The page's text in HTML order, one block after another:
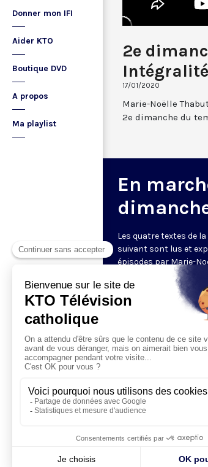
Donner mon IFI
Aider KTO
Boutique DVD
A propos
Ma playlist
2e
17/01/2020
Marie-Noëlle
2e dimanche du
En
Les quatre textes de
suivant sont lus et
épisodes par Marie-
simples et lumineux
Révélation biblique,
Luc appelle «
Chaque jour, vivez
Lundi, la première
mercredi, la deuxième
l’Évangile ; vendredi,
Visiter la page